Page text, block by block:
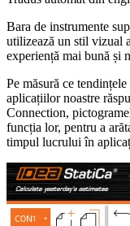
Bara de instrumente
utilizează un stil vizual
experiență mai bună și
Pe măsură ce
aplicațiilor noastre
Connection,
funcția lor, pentru a
timpul lucrului în